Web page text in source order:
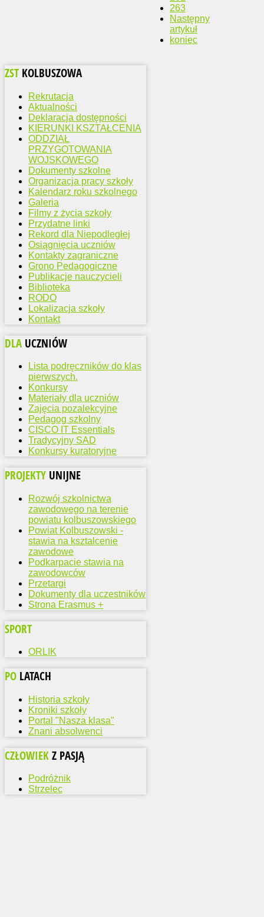
263
Następny
artykuł
koniec
ZST KOLBUSZOWA
Rekrutacja
Aktualności
Deklaracja dostępności
KIERUNKI KSZTAŁCENIA
ODDZIAŁ
PRZYGOTOWANIA
WOJSKOWEGO
Dokumenty szkolne
Organizacja pracy szkoły
Kalendarz roku szkolnego
Galeria
Filmy z życia szkoły
Przydatne linki
Rekord dla Niepodległej
Osiągnięcia uczniów
Kontakty zagraniczne
Grono Pedagogiczne
Publikacje nauczycieli
Biblioteka
RODO
Lokalizacja szkoły
Kontakt
DLA UCZNIÓW
Lista podręczników do klas
pierwszych.
Konkursy
Materiały dla uczniów
Zajęcia pozalekcyjne
Pedagog szkolny
CISCO IT Essentials
Tradycyjny SAD
Konkursy kuratoryjne
PROJEKTY UNIJNE
Rozwój szkolnictwa
zawodowego na terenie
powiatu kolbuszowskiego
Powiat Kolbuszowski -
stawia na ksztalcenie
zawodowe
Podkarpacie stawia na
zawodowców
Przetargi
Dokumenty dla uczestników
Strona Erasmus +
SPORT
ORLIK
PO LATACH
Historia szkoły
Kroniki szkoły
Portal "Nasza klasa"
Znani absolwenci
CZŁOWIEK Z PASJĄ
Podróżnik
Strzelec